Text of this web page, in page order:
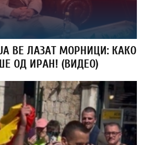
ВЕ ЛАЗАТ МОРНИЦИ: КАКО
ОД ИРАН! (ВИДЕО)